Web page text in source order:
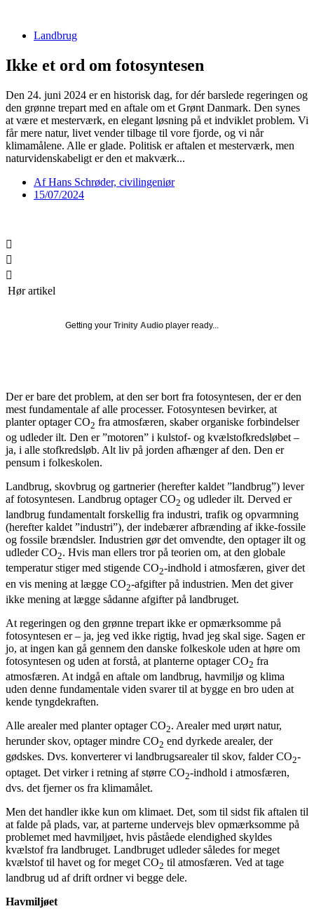
indholdLandbrug
Ikke et ord om fotosyntesen
Den 24. juni 2024 er en historisk dag, for dér barslede regeringen og
den grønne trepart med en aftale om et Grønt Danmark. Den synes
at være et mesterværk, en elegant løsning på et indviklet problem. Vi
får mere natur, livet vender tilbage til vore fjorde, og vi når
klimamålene. Alle er glade. Politisk er aftalen et mesterværk, men
naturvidenskabeligt er den et makværk...
AfHans Schrøder, civilingeniør
15/07/2024
Hør artikel
Getting your Trinity Audio player ready...
Der er bare det problem, at den ser bort fra fotosyntesen, der er den
mest fundamentale af alle processer. Fotosyntesen bevirker, at
planter optager CO2 fra atmosfæren, skaber organiske forbindelser
og udleder ilt. Den er ”motoren” i kulstof- og kvælstofkredsløbet –
ja, i alle stofkredsløb. Alt liv på jorden afhænger af den. Den er
pensum i folkeskolen.
Landbrug, skovbrug og gartnerier (herefter kaldet ”landbrug”) lever
af fotosyntesen. Landbrug optager CO2 og udleder ilt. Derved er
landbrug fundamentalt forskellig fra industri, trafik og opvarmning
(herefter kaldet ”industri”), der indebærer afbrænding af ikke-fossile
og fossile brændsler. Industrien gør det omvendte, den optager ilt og
udleder CO2. Hvis man ellers tror på teorien om, at den globale
temperatur stiger med stigende CO2-indhold i atmosfæren, giver det
en vis mening at lægge CO2-afgifter på industrien. Men det giver
ikke mening at lægge sådanne afgifter på landbruget.
At regeringen og den grønne trepart ikke er opmærksomme på
fotosyntesen er – ja, jeg ved ikke rigtig, hvad jeg skal sige. Sagen er
jo, at ingen kan gå gennem den danske folkeskole uden at høre om
fotosyntesen og uden at forstå, at planterne optager CO2 fra
atmosfæren. At indgå en aftale om landbrug, havmiljø og klima
uden denne fundamentale viden svarer til at bygge en bro uden at
kende tyngdekraften.
Alle arealer med planter optager CO2. Arealer med urørt natur,
herunder skov, optager mindre CO2 end dyrkede arealer, der
gødskes. Dvs. konverterer vi landbrugsarealer til skov, falder CO2-
optaget. Det virker i retning af større CO2-indhold i atmosfæren,
dvs. det fjerner os fra klimamålet.
Men det handler ikke kun om klimaet. Det, som til sidst fik aftalen til
at falde på plads, var, at parterne undervejs blev opmærksomme på
problemet med havmiljøet, hvis påståede elendighed skyldes
kvælstof fra landbruget. Landbruget udleder således for meget
kvælstof til havet og for meget CO2 til atmosfæren. Ved at tage
landbrug ud af drift ordner vi begge dele.
Havmiljøet